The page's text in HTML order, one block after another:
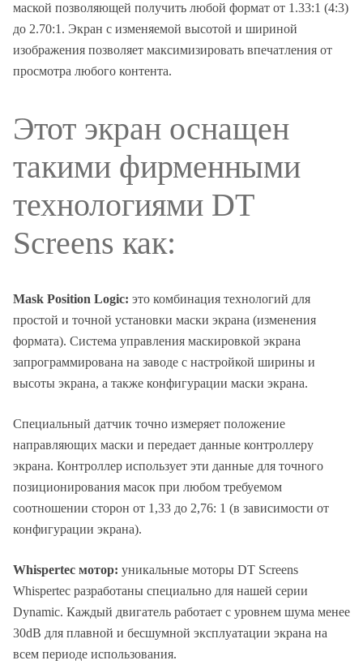
маской позволяющей получить любой формат от 1.33:1 (4:3)
до 2.70:1. Экран с изменяемой высотой и шириной
изображения позволяет максимизировать впечатления от
просмотра любого контента.
Этот экран оснащен
такими фирменными
технологиями DT
Screens как:
Mask Position Logic: это комбинация технологий для
простой и точной установки маски экрана (изменения
формата). Система управления маскировкой экрана
запрограммирована на заводе с настройкой ширины и
высоты экрана, а также конфигурации маски экрана.
Специальный датчик точно измеряет положение
направляющих маски и передает данные контроллеру
экрана. Контроллер использует эти данные для точного
позиционирования масок при любом требуемом
соотношении сторон от 1,33 до 2,76: 1 (в зависимости от
конфигурации экрана).
Whispertec мотор: уникальные моторы DT Screens
Whispertec разработаны специально для нашей серии
Dynamic. Каждый двигатель работает с уровнем шума менее
30dB для плавной и бесшумной эксплуатации экрана на
всем периоде использования.